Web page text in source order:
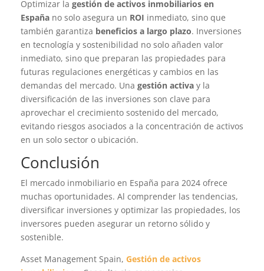
Optimizar la gestión de activos inmobiliarios en
España no solo asegura un ROI inmediato, sino que
también garantiza beneficios a largo plazo. Inversiones
en tecnología y sostenibilidad no solo añaden valor
inmediato, sino que preparan las propiedades para
futuras regulaciones energéticas y cambios en las
demandas del mercado. Una gestión activa y la
diversificación de las inversiones son clave para
aprovechar el crecimiento sostenido del mercado,
evitando riesgos asociados a la concentración de activos
en un solo sector o ubicación.
Conclusión
El mercado inmobiliario en España para 2024 ofrece
muchas oportunidades. Al comprender las tendencias,
diversificar inversiones y optimizar las propiedades, los
inversores pueden asegurar un retorno sólido y
sostenible.
Asset Management Spain, Gestión de activos